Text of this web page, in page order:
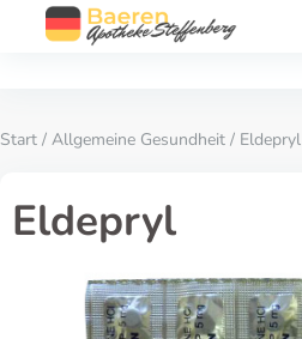
Start / Allgemeine Gesundheit / Eldepryl
Eldepryl